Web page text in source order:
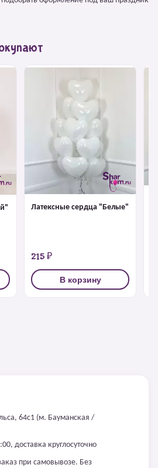
Латексные сердца "Белые"
215 ₽
В корзину
64с1 (м. Бауманская /
доставка круглосуточно
при самовывозе. Без